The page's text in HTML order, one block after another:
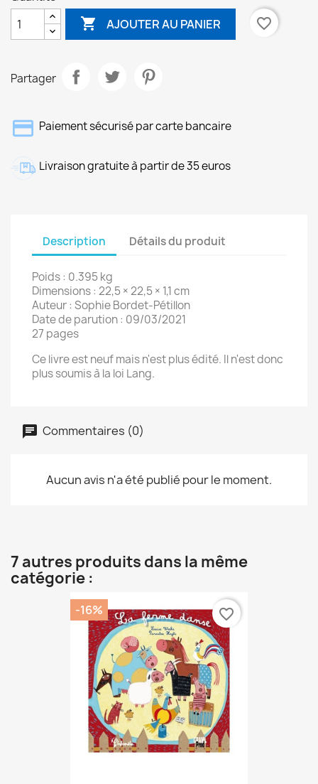
 AJOUTER AU PANIER favorite_border
Partager
Paiement sécurisé par carte bancaire
Livraison gratuite à partir de 35 euros
Description Détails du produit
Poids : 0.395 kg
Dimensions : 22,5 × 22,5 × 1,1 cm
Auteur : Sophie Bordet-Pétillon
Date de parution : 09/03/2021
27 pages
Ce livre est neuf mais n'est plus édité. Il n'est donc
plus soumis à la loi Lang.
Commentaires (0)
Aucun avis n'a été publié pour le moment.
7 autres produits dans la même
catégorie :
-16% favorite_border